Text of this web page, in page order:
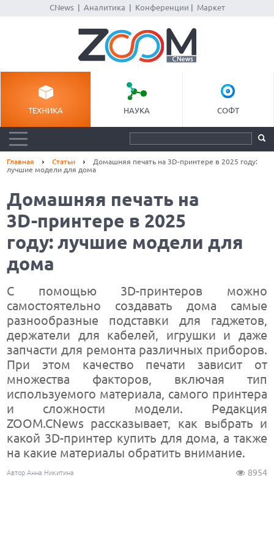
CNews| Аналитика Конференции Маркет
ТЕХНИКА НАУКА СОФТ
Главная Статьи
Домашняя печать на 3D-принтере в 2025 году:
лучшие модели для дома
Домашняя печать на
3D-принтере в 2025
году: лучшие модели для
дома
С помощью 3D-принтеров можно
самостоятельно создавать дома самые
разнообразные подставки для гаджетов,
держатели для кабелей, игрушки и даже
запчасти для ремонта различных приборов.
При этом качество печати зависит от
множества факторов, включая тип
используемого материала, самого принтера
и сложности модели. Редакция
ZOOM.CNews рассказывает, как выбрать и
какой 3D-принтер купить для дома, а также
на какие материалы обратить внимание.
Автор Анна Никитина 8954